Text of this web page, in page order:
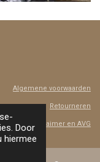
Door
hiermee
Algemene voorwaarden
Retourneren
Disclaimer en AVG